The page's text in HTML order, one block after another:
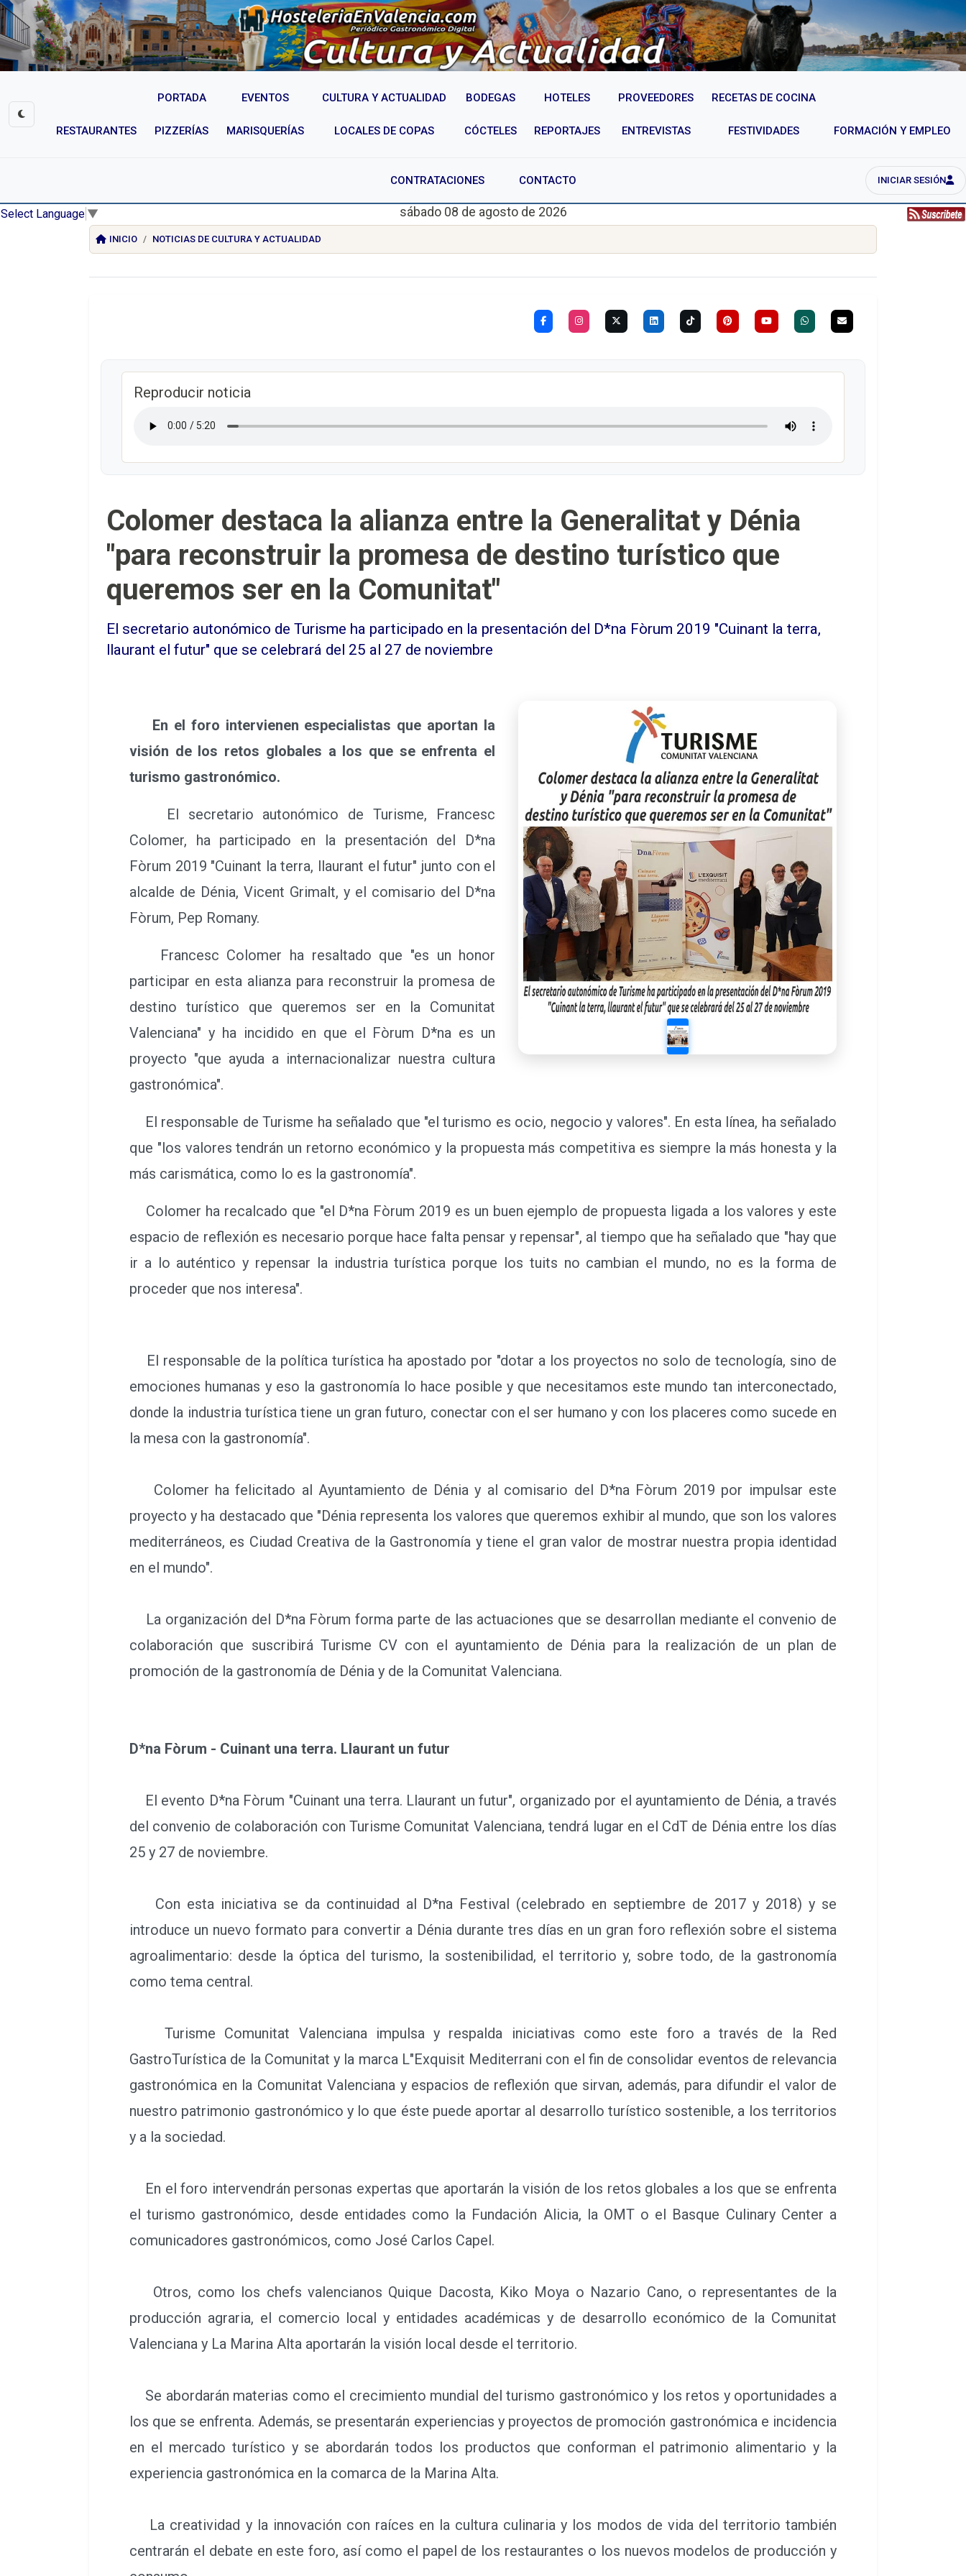
PORTADA EVENTOS CULTURA Y ACTUALIDAD BODEGAS HOTELES PROVEEDORES RECETAS DE COCINA
RESTAURANTES PIZZERÍAS MARISQUERÍAS LOCALES DE COPAS CÓCTELES REPORTAJES ENTREVISTAS FESTIVIDADES FORMACIÓN Y EMPLEO
CONTRATACIONES CONTACTO INICIAR SESIÓN
Select Language ▼ sábado 08 de agosto de 2026
INICIO NOTICIAS DE CULTURA Y ACTUALIDAD
Reproducir noticia
Colomer destaca la alianza entre la Generalitat y Dénia
"para reconstruir la promesa de destino turístico que
queremos ser en la Comunitat"
El secretario autonómico de Turisme ha participado en la presentación del D*na Fòrum 2019 "Cuinant la terra,
llaurant el futur" que se celebrará del 25 al 27 de noviembre
En el foro intervienen especialistas que aportan la
visión de los retos globales a los que se enfrenta el
turismo gastronómico.
El secretario autonómico de Turisme, Francesc
Colomer, ha participado en la presentación del D*na
Fòrum 2019 "Cuinant la terra, llaurant el futur" junto con el
alcalde de Dénia, Vicent Grimalt, y el comisario del D*na
Fòrum, Pep Romany.
Francesc Colomer ha resaltado que "es un honor
participar en esta alianza para reconstruir la promesa de
destino turístico que queremos ser en la Comunitat
Valenciana" y ha incidido en que el Fòrum D*na es un
proyecto "que ayuda a internacionalizar nuestra cultura
gastronómica".
El responsable de Turisme ha señalado que "el turismo es ocio, negocio y valores". En esta línea, ha señalado
que "los valores tendrán un retorno económico y la propuesta más competitiva es siempre la más honesta y la
más carismática, como lo es la gastronomía".
Colomer ha recalcado que "el D*na Fòrum 2019 es un buen ejemplo de propuesta ligada a los valores y este
espacio de reflexión es necesario porque hace falta pensar y repensar", al tiempo que ha señalado que "hay que
ir a lo auténtico y repensar la industria turística porque los tuits no cambian el mundo, no es la forma de
proceder que nos interesa".
El responsable de la política turística ha apostado por "dotar a los proyectos no solo de tecnología, sino de
emociones humanas y eso la gastronomía lo hace posible y que necesitamos este mundo tan interconectado,
donde la industria turística tiene un gran futuro, conectar con el ser humano y con los placeres como sucede en
la mesa con la gastronomía".
Colomer ha felicitado al Ayuntamiento de Dénia y al comisario del D*na Fòrum 2019 por impulsar este
proyecto y ha destacado que "Dénia representa los valores que queremos exhibir al mundo, que son los valores
mediterráneos, es Ciudad Creativa de la Gastronomía y tiene el gran valor de mostrar nuestra propia identidad
en el mundo".
La organización del D*na Fòrum forma parte de las actuaciones que se desarrollan mediante el convenio de
colaboración que suscribirá Turisme CV con el ayuntamiento de Dénia para la realización de un plan de
promoción de la gastronomía de Dénia y de la Comunitat Valenciana.
D*na Fòrum - Cuinant una terra. Llaurant un futur
El evento D*na Fòrum "Cuinant una terra. Llaurant un futur", organizado por el ayuntamiento de Dénia, a través
del convenio de colaboración con Turisme Comunitat Valenciana, tendrá lugar en el CdT de Dénia entre los días
25 y 27 de noviembre.
Con esta iniciativa se da continuidad al D*na Festival (celebrado en septiembre de 2017 y 2018) y se
introduce un nuevo formato para convertir a Dénia durante tres días en un gran foro reflexión sobre el sistema
agroalimentario: desde la óptica del turismo, la sostenibilidad, el territorio y, sobre todo, de la gastronomía
como tema central.
Turisme Comunitat Valenciana impulsa y respalda iniciativas como este foro a través de la Red
GastroTurística de la Comunitat y la marca L"Exquisit Mediterrani con el fin de consolidar eventos de relevancia
gastronómica en la Comunitat Valenciana y espacios de reflexión que sirvan, además, para difundir el valor de
nuestro patrimonio gastronómico y lo que éste puede aportar al desarrollo turístico sostenible, a los territorios
y a la sociedad.
En el foro intervendrán personas expertas que aportarán la visión de los retos globales a los que se enfrenta
el turismo gastronómico, desde entidades como la Fundación Alicia, la OMT o el Basque Culinary Center a
comunicadores gastronómicos, como José Carlos Capel.
Otros, como los chefs valencianos Quique Dacosta, Kiko Moya o Nazario Cano, o representantes de la
producción agraria, el comercio local y entidades académicas y de desarrollo económico de la Comunitat
Valenciana y La Marina Alta aportarán la visión local desde el territorio.
Se abordarán materias como el crecimiento mundial del turismo gastronómico y los retos y oportunidades a
los que se enfrenta. Además, se presentarán experiencias y proyectos de promoción gastronómica e incidencia
en el mercado turístico y se abordarán todos los productos que conforman el patrimonio alimentario y la
experiencia gastronómica en la comarca de la Marina Alta.
La creatividad y la innovación con raíces en la cultura culinaria y los modos de vida del territorio también
centrarán el debate en este foro, así como el papel de los restaurantes o los nuevos modelos de producción y